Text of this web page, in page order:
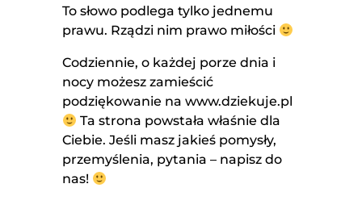
To słowo podlega tylko jednemu
prawu. Rządzi nim prawo miłości
Codziennie, o każdej porze dnia i
nocy możesz zamieścić
podziękowanie na www.dziekuje.pl
Ta strona powstała właśnie dla
Ciebie. Jeśli masz jakieś pomysły,
przemyślenia, pytania – napisz do
nas!